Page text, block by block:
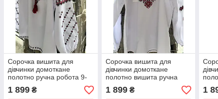
Сорочка вишита для
дівчинки домоткане
полотно ручна робота 9-
10 роки ріст 140
1 899 ₴
Сорочка вишита для
дівчинки домоткане
полотно вишита ручна
робота ріст 146
1 899₴ 1